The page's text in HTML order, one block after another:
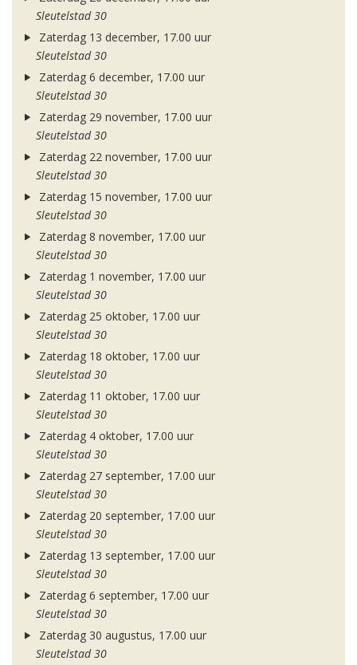
Sleutelstad 30
Zaterdag 13 december, 17.00 uur
Sleutelstad 30
Zaterdag 6 december, 17.00 uur
Sleutelstad 30
Zaterdag 29 november, 17.00 uur
Sleutelstad 30
Zaterdag 22 november, 17.00 uur
Sleutelstad 30
Zaterdag 15 november, 17.00 uur
Sleutelstad 30
Zaterdag 8 november, 17.00 uur
Sleutelstad 30
Zaterdag 1 november, 17.00 uur
Sleutelstad 30
Zaterdag 25 oktober, 17.00 uur
Sleutelstad 30
Zaterdag 18 oktober, 17.00 uur
Sleutelstad 30
Zaterdag 11 oktober, 17.00 uur
Sleutelstad 30
Zaterdag 4 oktober, 17.00 uur
Sleutelstad 30
Zaterdag 27 september, 17.00 uur
Sleutelstad 30
Zaterdag 20 september, 17.00 uur
Sleutelstad 30
Zaterdag 13 september, 17.00 uur
Sleutelstad 30
Zaterdag 6 september, 17.00 uur
Sleutelstad 30
Zaterdag 30 augustus, 17.00 uur
Sleutelstad 30